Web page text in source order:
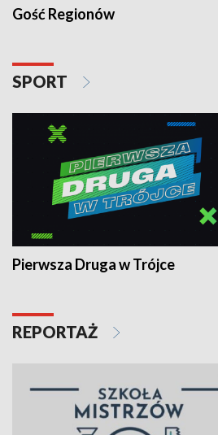
Gość Regionów
SPORT
Pierwsza Druga w Trójce
REPORTAŻ